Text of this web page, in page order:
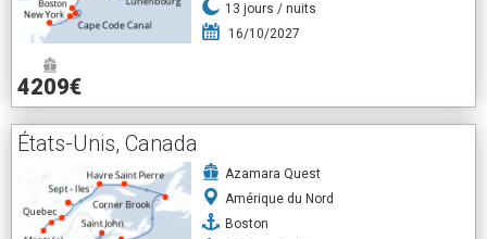
13 jours / nuits
16/10/2027
4209€
États-Unis, Canada
Azamara Quest
Amérique du Nord
Boston